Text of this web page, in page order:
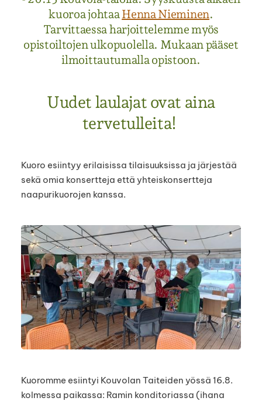
kuoroa johtaaHenna Nieminen.
Tarvittaessa harjoittelemme myös
opistoiltojen ulkopuolella. Mukaan pääset
ilmoittautumalla opistoon.
Uudet laulajat ovat aina
tervetulleita!
Kuoro esiintyy erilaisissa tilaisuuksissa ja järjestää
sekä omia konsertteja että yhteiskonsertteja
naapurikuorojen kanssa.
Kuoromme esiintyi Kouvolan Taiteiden yössä 16.8.
kolmessa paikassa: Ramin konditoriassa (ihana